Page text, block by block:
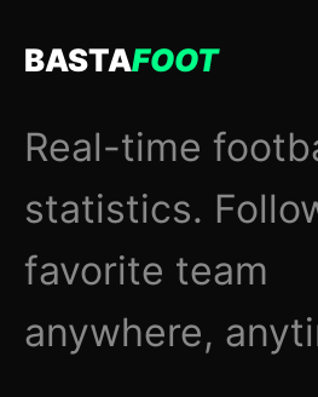
BASTAFOOT
Real-time
statistics.
favorite team
anywhere,